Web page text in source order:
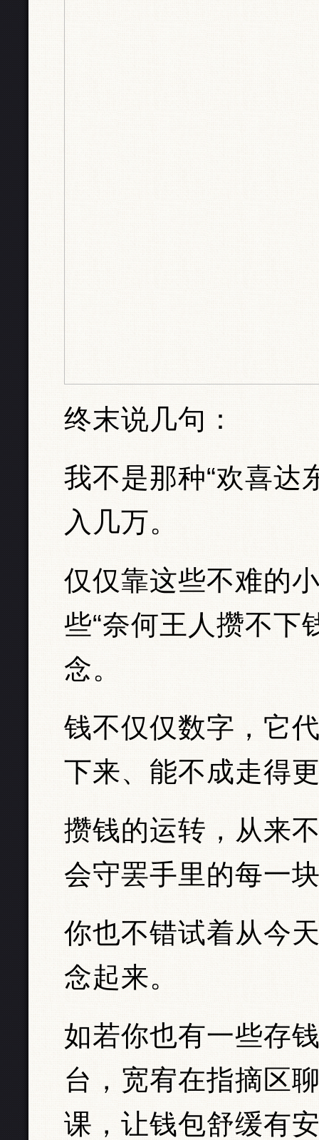
终末说几句：
我不是那种“欢喜达
入几万。
仅仅靠这些不难的
些“奈何王人攒不下
念。
钱不仅仅数字，它
下来、能不成走得
攒钱的运转，从来
会守罢手里的每一
你也不错试着从今
念起来。
如若你也有一些存
台，宽宥在指摘区
课，让钱包舒缓有